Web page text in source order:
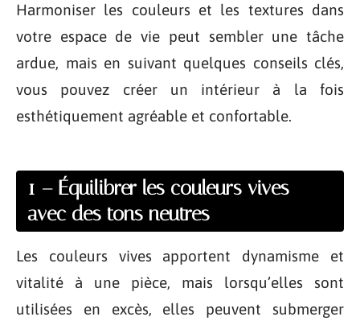
Harmoniser les couleurs et les textures dans
votre espace de vie peut sembler une tâche
ardue, mais en suivant quelques conseils clés,
vous pouvez créer un intérieur à la fois
esthétiquement agréable et confortable.
1 – Équilibrer les couleurs vives
avec des tons neutres
Les couleurs vives apportent dynamisme et
vitalité à une pièce, mais lorsqu’elles sont
utilisées en excès, elles peuvent submerger